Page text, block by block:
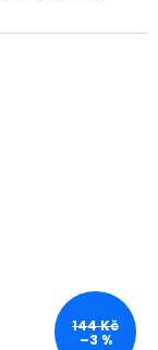
144 Kč
–3 %